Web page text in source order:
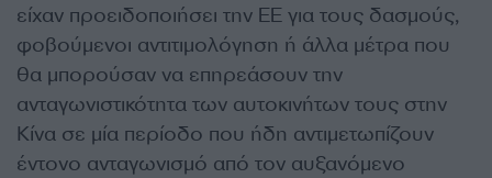
είχαν προειδοποιήσει την ΕΕ για τους δασμούς,
φοβούμενοι αντιτιμολόγηση ή άλλα μέτρα που
θα μπορούσαν να επηρεάσουν την
ανταγωνιστικότητα των αυτοκινήτων τους στην
Κίνα σε μία περίοδο που ήδη αντιμετωπίζουν
έντονο ανταγωνισμό από τον αυξανόμενο